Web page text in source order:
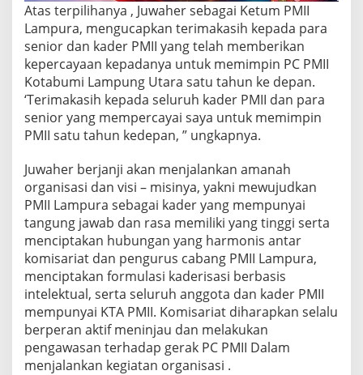
Atas terpilihanya , Juwaher sebagai Ketum PMII
Lampura, mengucapkan terimakasih kepada para
senior dan kader PMII yang telah memberikan
kepercayaan kepadanya untuk memimpin PC PMII
Kotabumi Lampung Utara satu tahun ke depan.
‘Terimakasih kepada seluruh kader PMII dan para
senior yang mempercayai saya untuk memimpin
PMII satu tahun kedepan, ” ungkapnya.
Juwaher berjanji akan menjalankan amanah
organisasi dan visi – misinya, yakni mewujudkan
PMII Lampura sebagai kader yang mempunyai
tangung jawab dan rasa memiliki yang tinggi serta
menciptakan hubungan yang harmonis antar
komisariat dan pengurus cabang PMII Lampura,
menciptakan formulasi kaderisasi berbasis
intelektual, serta seluruh anggota dan kader PMII
mempunyai KTA PMII. Komisariat diharapkan selalu
berperan aktif meninjau dan melakukan
pengawasan terhadap gerak PC PMII Dalam
menjalankan kegiatan organisasi .